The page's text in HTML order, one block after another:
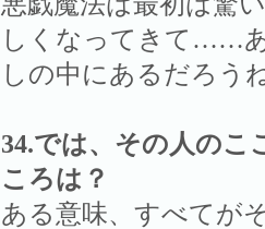
しくなってきて……
しの中にあるだろう
34.では、その人のこ
ころは？
ある意味、すべてが